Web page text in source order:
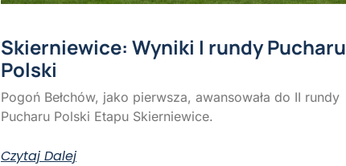
Skierniewice: Wyniki I rundy Pucharu
Polski
Pogoń Bełchów, jako pierwsza, awansowała do II rundy
Pucharu Polski Etapu Skierniewice.
Czytaj Dalej